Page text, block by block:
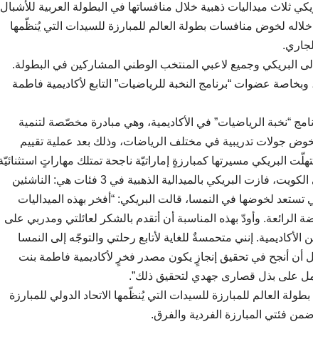
ثلاث ميداليات ذهبية خلال منافساتها في البطولة العربية للأشبال
لخوض منافسات بطولة العالم للمبارزة للسيدات التي يُنظّمها
البريكي وجميع لاعبي المنتخب الوطني المشاركين في البطولة.
عضوات “برنامج النخبة للرياضيات” التابع لأكاديمية فاطمة
“نخبة الرياضيات” في الأكاديمية، وهي مبادرة مخصّصة لتنمية
للشابات بعمر 16 عاماً وما فوق لخوض جولات تدريبية في مختلف الرياضات، وذلك بعد عملية تقييم
وخلال البطولة التي أقيمت على مدى الأيام الأربعة الماضية في الكويت، فازت البريكي بالميدالية الذهبية في 3 فئات هي: الناشئين
لخوضها في النمسا، قالت البريكي: “أفخر بهذه الميداليات
الرائعة. وأودّ بهذه المناسبة أن أتقدم بالشكر لعائلتي ومدربي على
إنني متحمسةٌ للغاية لأتابع رحلتي والتوجّه إلى النمسا
أن أنجح في تحقيق إنجازٍ يكون مصدر فخرٍ لأكاديمية فاطمة بنت
على بذل قصارى جهدي لتحقيق ذلك”.
العالم للمبارزة للسيدات التي يُنظّمها الاتحاد الدولي للمبارزة